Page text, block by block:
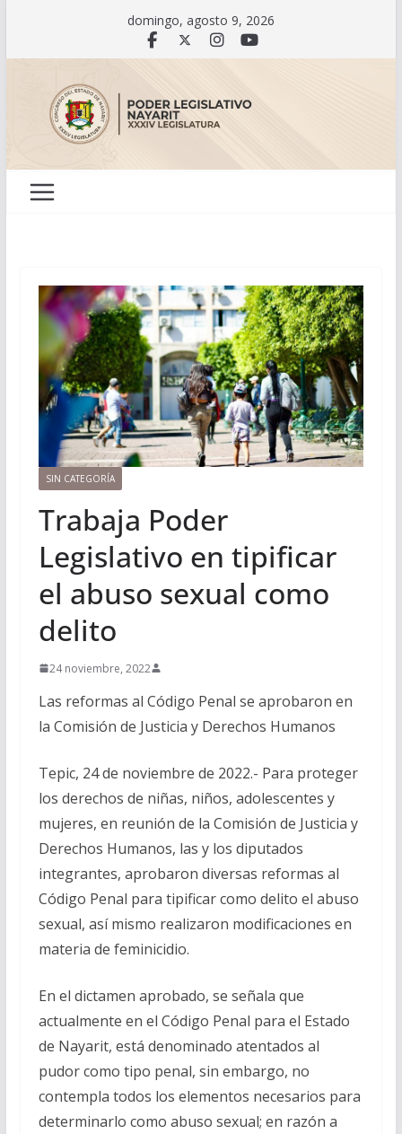
contenido
domingo, agosto 9, 2026
SIN CATEGORÍA
Trabaja Poder
Legislativo en tipificar
el abuso sexual como
delito
24 noviembre, 2022
Las reformas al Código Penal se aprobaron en
la Comisión de Justicia y Derechos Humanos
Tepic, 24 de noviembre de 2022.- Para proteger
los derechos de niñas, niños, adolescentes y
mujeres, en reunión de la Comisión de Justicia y
Derechos Humanos, las y los diputados
integrantes, aprobaron diversas reformas al
Código Penal para tipificar como delito el abuso
sexual, así mismo realizaron modificaciones en
materia de feminicidio.
En el dictamen aprobado, se señala que
actualmente en el Código Penal para el Estado
de Nayarit, está denominado atentados al
pudor como tipo penal, sin embargo, no
contempla todos los elementos necesarios para
determinarlo como abuso sexual; en razón a